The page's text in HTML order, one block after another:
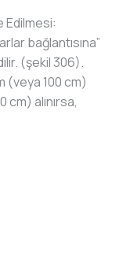
Edilmesi:
bağlantısına”
(şekil 306).
(veya 100 cm)
cm) alınırsa,